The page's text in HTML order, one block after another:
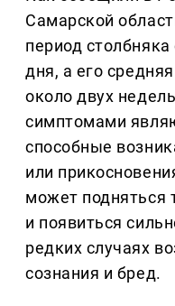
Самарской
период столбняка
дня, а его
около двух
симптомами
способные
или
может подняться
и появиться
редких случаях
сознания и бред.